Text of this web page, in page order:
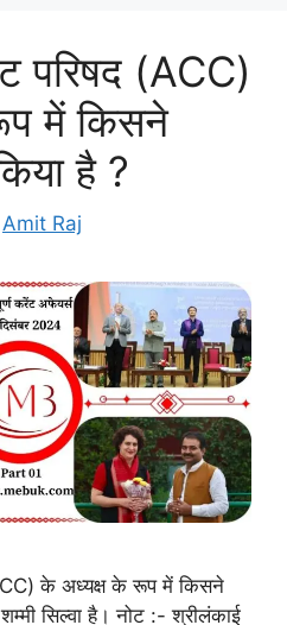
परिषद (ACC)
में किसने
है ?
Amit Raj
के अध्यक्ष के रूप में किसने
सिल्वा है। नोट :- श्रीलंकाई